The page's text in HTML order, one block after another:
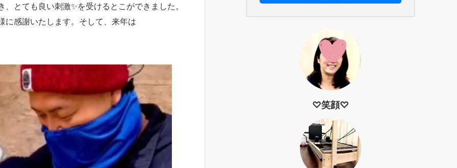
とても良い刺激✨を受けるとこができました。
に感謝いたします。そして、来年は
♡笑顔♡